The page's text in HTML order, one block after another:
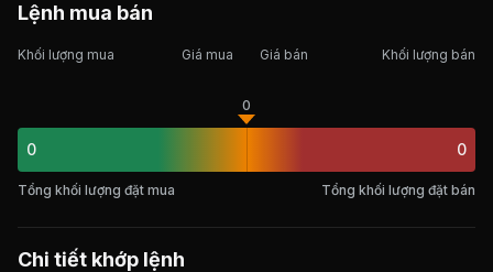
Lệnh mua bán
Khối lượng mua Giá mua Giá bán Khối lượng bán
0
0
0
Tổng khối lượng đặt mua Tổng khối lượng đặt bán
Chi tiết khớp lệnh